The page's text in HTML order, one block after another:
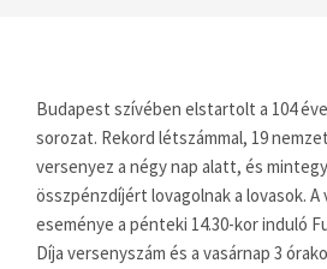
Budapest szívében elstartolt a 104
sorozat. Rekord létszámmal, 19
versenyez a négy nap alatt, és
összpénzdíjért lovagolnak a lovasok.
eseménye a pénteki 14.30-kor induló
Díja versenyszám és a vasárnap 3